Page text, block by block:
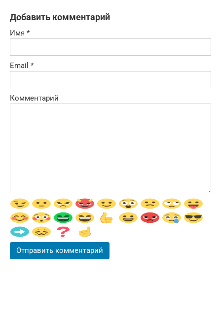
Добавить комментарий
Имя *
Email *
Комментарий